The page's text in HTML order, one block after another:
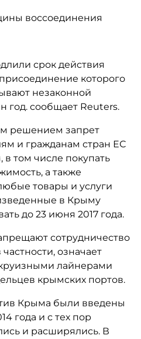
воссоединения
срок действия
которого
незаконной
год. сообщает Reuters.
решением запрет
и гражданам стран ЕС
том числе покупать
а также
товары и услуги
в Крыму
до 23 июня 2017 года.
сотрудничество
означает
лайнерами
крымских портов.
Крыма были введены
года и с тех пор
и расширялись. В